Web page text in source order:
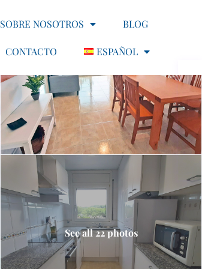
SOBRE NOSOTROS BLOG
CONTACTO ESPAÑOL
See all 22 photos